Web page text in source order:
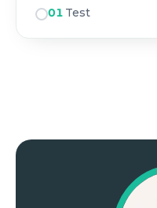
01 Test